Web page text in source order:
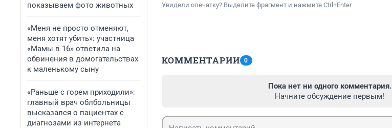
показываем фото животных
«Меня не просто отменяют,
меня хотят убить»: участница
«Мамы в 16» ответила на
обвинения в домогательствах
к маленькому сыну
«Раньше с горем приходили»:
главный врач облбольницы
высказался о пациентах с
диагнозами из интернета
Увидели опечатку? Выделите фрагмент и нажмите Ctrl+Enter
КОММЕНТАРИИ 0
Пока нет ни одного комментария.
Начните обсуждение первым!